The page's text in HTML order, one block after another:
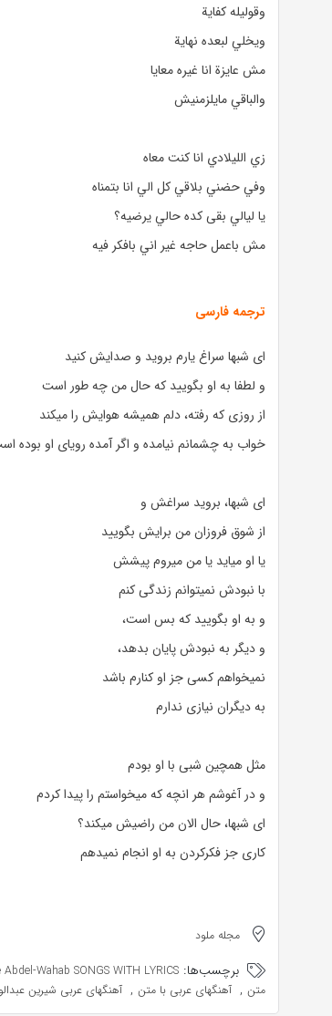
وقوليله كفاية
ويخلي لبعده نهاية
مش عايزة انا غيره معايا
والباقي مايلزمنيش
زي الليلادي انا كنت معاه
وفي حضني بلاقي كل الي انا بتمناه
يا ليالي بقى كده حالي يرضيه؟
مش باعمل حاجه غير اني بافكر فيه
ترجمه فارسی
ای شبها سراغ یارم بروید و صدایش کنید
و لطفا به او بگویید که حال من چه طور است
از روزی که رفته، دلم همیشه هوایش را میکند
خواب به چشمانم نیامده و اگر آمده رویای او بوده
ای شبها، بروید سراغش و
از شوق فروزان من برایش بگویید
یا او میاید یا من میروم پیشش
با نبودش نمیتوانم زندگی کنم
و به او بگویید که بس است،
و دیگر به نبودش پایان بدهد،
نمیخواهم کسی جز او کنارم باشد
به دیگران نیازی ندارم
مثل همچین شبی با او بودم
و در آغوشم هر انچه که میخواستم را پیدا کردم
ای شبها، حال الان من راضیش میکند؟
کاری جز فکرکردن به او انجام نمیدهم
مجله ملود
برچسب‌ها: Abdel-Wahab SONGS WITH LYRICS
متن , آهنگهای عربی با متن , آهنگهای عربی شیرین